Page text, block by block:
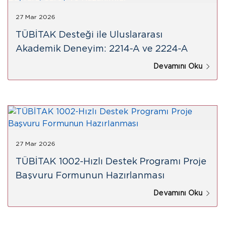
27 Mar 2026
TÜBİTAK Desteği ile Uluslararası
Akademik Deneyim: 2214-A ve 2224-A
Programlarında Başvuru, Süreç veDevamını Oku
27 Mar 2026
TÜBİTAK 1002-Hızlı Destek Programı Proje
Başvuru Formunun Hazırlanması
Devamını Oku